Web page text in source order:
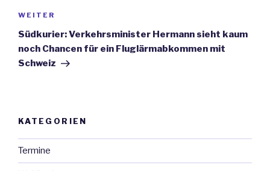
Nächster
Beitrag
WEITER
Südkurier: Verkehrsminister Hermann sieht kaum
noch Chancen für ein Fluglärmabkommen mit
Schweiz
KATEGORIEN
Termine